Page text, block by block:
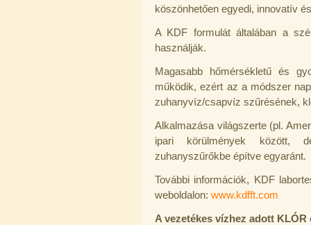
köszönhetően egyedi, innovatív
A KDF formulát általában a
használják.
Magasabb hőmérsékletű és
működik, ezért az a módszer
zuhanyvíz/csapvíz szűrésének,
Alkalmazása világszerte (pl.
ipari körülmények között,
zuhanyszűrőkbe építve egyaránt.
További információk, KDF
weboldalon: www.kdfft.com
A vezetékes vízhez adott